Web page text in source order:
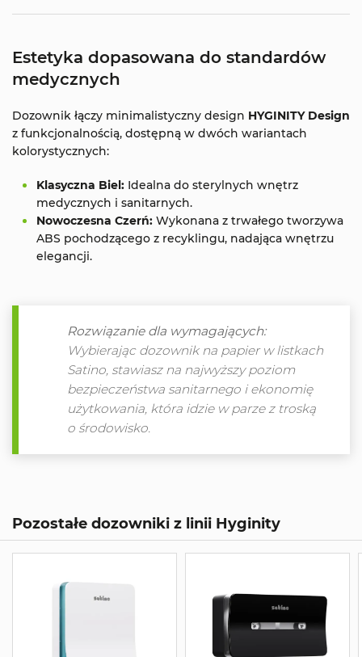
Estetyka dopasowana do standardów
medycznych
Dozownik łączy minimalistyczny design HYGINITY Design
z funkcjonalnością, dostępną w dwóch wariantach
kolorystycznych:
Klasyczna Biel: Idealna do sterylnych wnętrz
medycznych i sanitarnych.
Nowoczesna Czerń: Wykonana z trwałego tworzywa
ABS pochodzącego z recyklingu, nadająca wnętrzu
elegancji.
Rozwiązanie dla wymagających:
Wybierając dozownik na papier w listkach
Satino, stawiasz na najwyższy poziom
bezpieczeństwa sanitarnego i ekonomię
użytkowania, która idzie w parze z troską
o środowisko.
Pozostałe dozowniki z linii Hyginity